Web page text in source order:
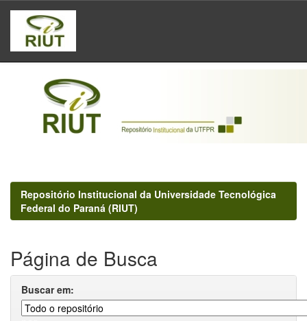
Skip
navigation
Repositório Institucional da Universidade Tecnológica
Federal do Paraná (RIUT)
Página de Busca
Buscar em: